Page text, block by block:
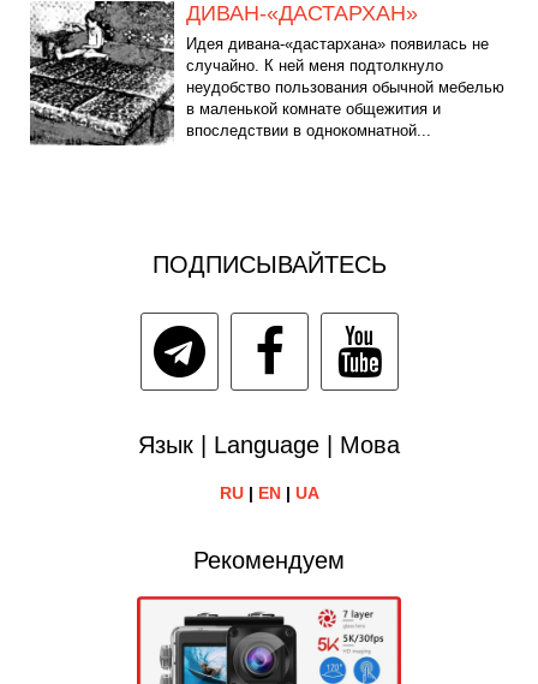
ДИВАН-«ДАСТАРХАН»
Идея дивана-«дастархана» появилась не
случайно. К ней меня подтолкнуло
неудобство пользования обычной мебелью
в маленькой комнате общежития и
впоследствии в однокомнатной...
ПОДПИСЫВАЙТЕСЬ
Язык | Language | Мова
RU| EN| UA
Рекомендуем